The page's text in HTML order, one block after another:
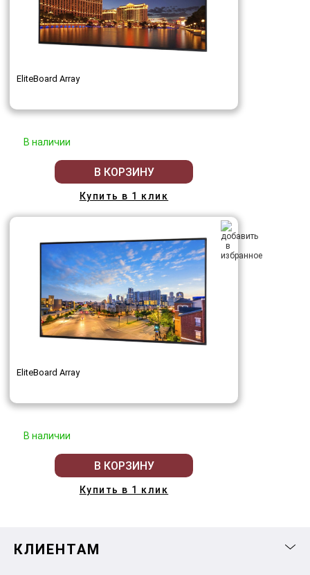
EliteBoard Array
В наличии
В КОРЗИНУ
Купить в 1 клик
EliteBoard Array
В наличии
В КОРЗИНУ
Купить в 1 клик
КЛИЕНТАМ